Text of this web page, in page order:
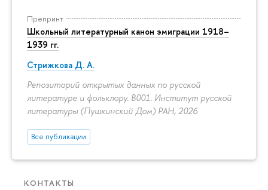
Препринт
Школьный литературный канон эмиграции 1918–
1939 гг.
Стрижкова Д. А.
Репозиторий открытых данных по русской
литературе и фольклору. B001. Институт русской
литературы (Пушкинский Дом) РАН, 2026
Все публикации
КОНТАКТЫ